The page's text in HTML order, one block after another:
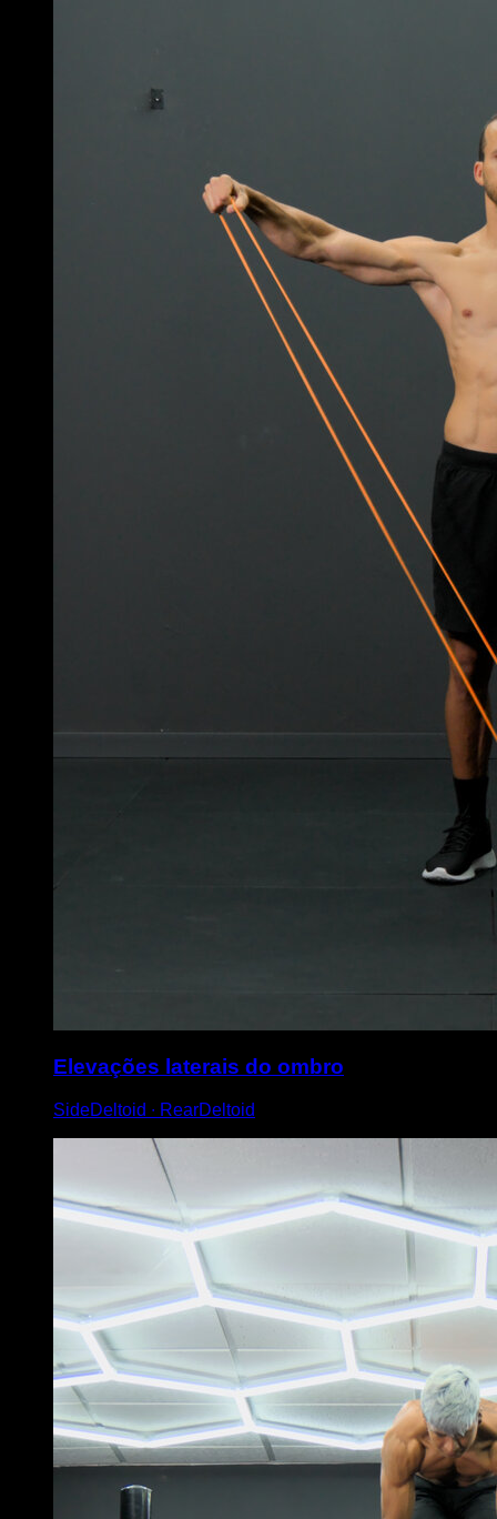
Elevações laterais do ombro
SideDeltoid ∙ RearDeltoid